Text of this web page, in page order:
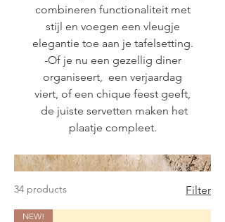
combineren functionaliteit met
stijl en voegen een vleugje
elegantie toe aan je tafelsetting.
-Of je nu een gezellig diner
organiseert, een verjaardag
viert, of een chique feest geeft,
de juiste servetten maken het
plaatje compleet.
34 products Filter
NEW!